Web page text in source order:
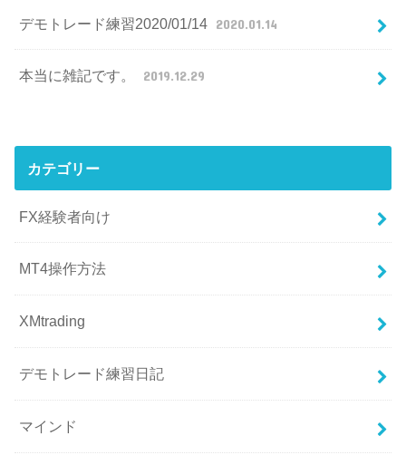
デモトレード練習2020/01/14 2020.01.14
本当に雑記です。 2019.12.29
カテゴリー
FX経験者向け
MT4操作方法
XMtrading
デモトレード練習日記
マインド